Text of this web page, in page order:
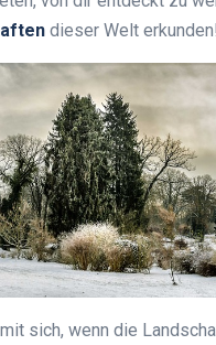
dieser Welt erkunden!
sich, wenn die